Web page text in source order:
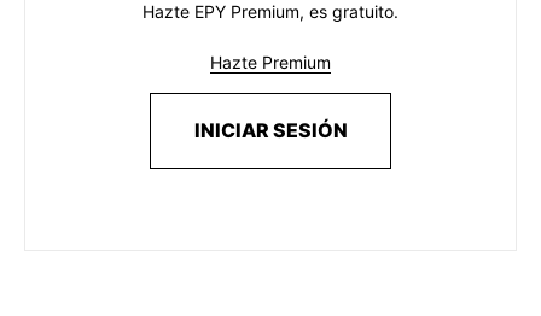
Hazte EPY Premium, es gratuito.
Hazte Premium
INICIAR SESIÓN